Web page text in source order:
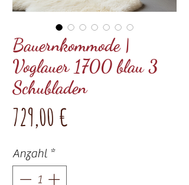
Bauernkommode |
Voglauer 1700 blau 3
Schubladen
729,00 €
Anzahl *